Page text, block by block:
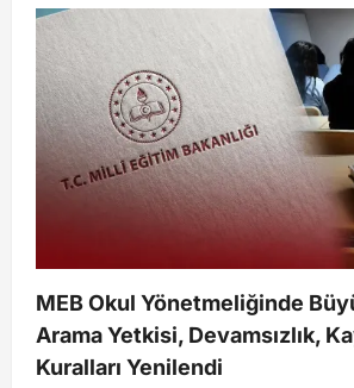
29
Temmuz
2026
Günlük
Yorumları:
Dolunayın
Etkisiyle
Aşk,
Para
ve
Kariyerde
Yeni
Dönem
MEB Okul Yönetmeliğinde
Arama Yetkisi, Devamsızlık,
Kuralları Yenilendi